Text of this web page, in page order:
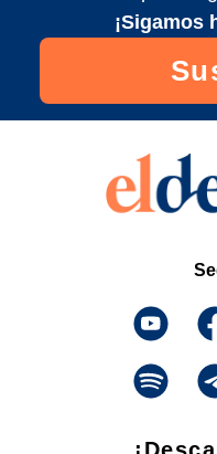
¡Sigamos